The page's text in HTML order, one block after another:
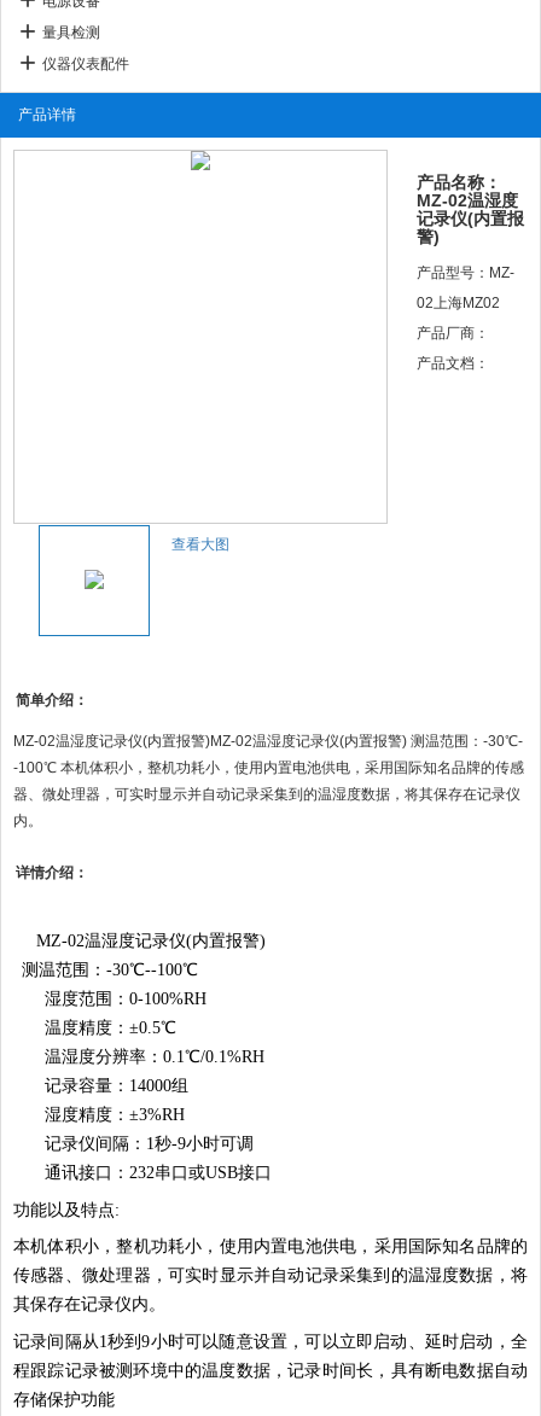
量具检测
仪器仪表配件
产品详情
查看大图
产品名称：
MZ-02温湿度
记录仪(内置报
警)
产品型号：MZ-
02上海MZ02
产品厂商：
产品文档：
简单介绍：
MZ-02温湿度记录仪(内置报警)MZ-02温湿度记录仪(内置报警) 测温范围：-30℃-
-100℃ 本机体积小，整机功耗小，使用内置电池供电，采用国际知名品牌的传感
器、微处理器，可实时显示并自动记录采集到的温湿度数据，将其保存在记录仪
内。
详情介绍：
MZ-02温湿度记录仪(内置报警)
测温范围：-30℃--100℃
湿度范围：0-100%RH
温度精度：±0.5℃
温湿度分辨率：0.1℃/0.1%RH
记录容量：14000组
湿度精度：±3%RH
记录仪间隔：1秒-9小时可调
通讯接口：232串口或USB接口
功能以及特点:
本机体积小，整机功耗小，使用内置电池供电，采用国际知名品牌的
传感器、微处理器，可实时显示并自动记录采集到的温湿度数据，将
其保存在记录仪内。
记录间隔从1秒到9小时可以随意设置，可以立即启动、延时启动，全
程跟踪记录被测环境中的温度数据，记录时间长，具有断电数据自动
存储保护功能